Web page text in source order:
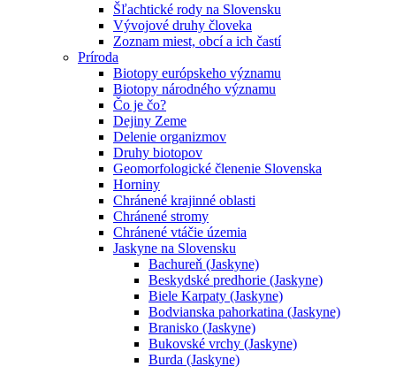
Šľachtické rody na Slovensku
Vývojové druhy človeka
Zoznam miest, obcí a ich častí
Príroda
Biotopy európskeho významu
Biotopy národného významu
Čo je čo?
Dejiny Zeme
Delenie organizmov
Druhy biotopov
Geomorfologické členenie Slovenska
Horniny
Chránené krajinné oblasti
Chránené stromy
Chránené vtáčie územia
Jaskyne na Slovensku
Bachureň (Jaskyne)
Beskydské predhorie (Jaskyne)
Biele Karpaty (Jaskyne)
Bodvianska pahorkatina (Jaskyne)
Branisko (Jaskyne)
Bukovské vrchy (Jaskyne)
Burda (Jaskyne)